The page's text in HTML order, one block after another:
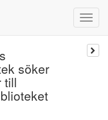
söker
till